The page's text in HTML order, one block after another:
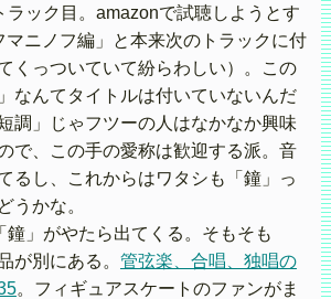
ラック目。amazonで試聴しようとす
マニノフ編」と本来次のトラックに付
くっついていて紛らわしい）。この
なんてタイトルは付いていないんだ
調」じゃフツーの人はなかなか興味
で、この手の愛称は歓迎する派。音
るし、これからはワタシも「鐘」っ
かな。
鐘」がやたら出てくる。そもそも
が別にある。 管弦楽、合唱、独唱の
。フィギュアスケートのファンがま